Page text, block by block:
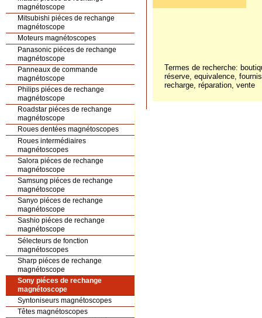
magnétoscope
Mitsubishi piéces de rechange
magnétoscope
Moteurs magnétoscopes
Panasonic piéces de rechange
magnétoscope
Panneaux de commande
magnétoscope
Philips piéces de rechange
magnétoscope
Roadstar piéces de rechange
magnétoscope
Roues dentées magnétoscopes
Roues intermédiaires
magnétoscopes
Salora piéces de rechange
magnétoscope
Samsung piéces de rechange
magnétoscope
Sanyo piéces de rechange
magnétoscope
Sashio piéces de rechange
magnétoscope
Sélecteurs de fonction
magnétoscopes
Sharp piéces de rechange
magnétoscope
Sony piéces de rechange
magnétoscope
Syntoniseurs magnétoscopes
Têtes magnétoscopes
Termes de recherche:
réserve, equivalence,
recharge, réparation, vente